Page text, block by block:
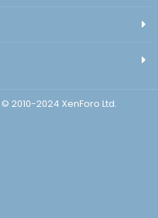
© 2010-2024 XenForo Ltd.